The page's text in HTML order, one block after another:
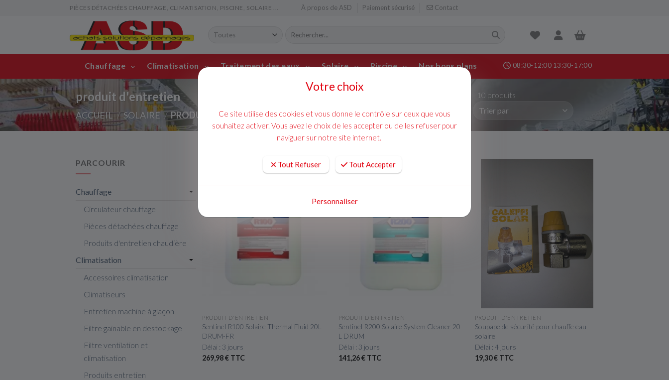
PIÈCES DÉTACHÉES CHAUFFAGE, CLIMATISATION, PISCINE, SOLAIRE ... À propos de ASD Paiement sécurisé Contact
Chauffage Climatisation Traitement des eaux Solaire Piscine Nos bons plans
chauffage
08:30-12:00 13:30-17:00
produit d'entretien
ACCUEIL SOLAIRE PRODUIT D'ENTRETIEN
10 produits
PARCOURIR
Chauffage
Circulateur chauffage
Pièces détachées chauffage
Produits d'entretien chaudière
Climatisation
Accessoires climatisation
Climatiseurs
Entretien machine à glaçon
Filtre gainable en destockage
Filtre ventilation et
climatisation
Produits entretien
APERÇU RAPIDE
PRODUIT D'ENTRETIEN
Sentinel R100 Solaire Thermal Fluid 20L
DRUM-FR
Délai : 3 jours
269,98 € TTC
APERÇU RAPIDE
PRODUIT D'ENTRETIEN
Sentinel R200 Solaire System Cleaner 20
L DRUM
Délai : 3 jours
141,26 € TTC
APERÇU RAPIDE
PRODUIT D'ENTRETIEN
Soupape de sécurité pour chauffe eau
solaire
Délai : 4 jours
19,30 € TTC
Votre choix
Ce site utilise des cookies et vous donne le contrôle sur ceux que vous
souhaitez activer. Vous avez le choix de les accepter ou de les refuser pour
naviguer sur notre site internet.
Tout Refuser Tout Accepter
Personnaliser